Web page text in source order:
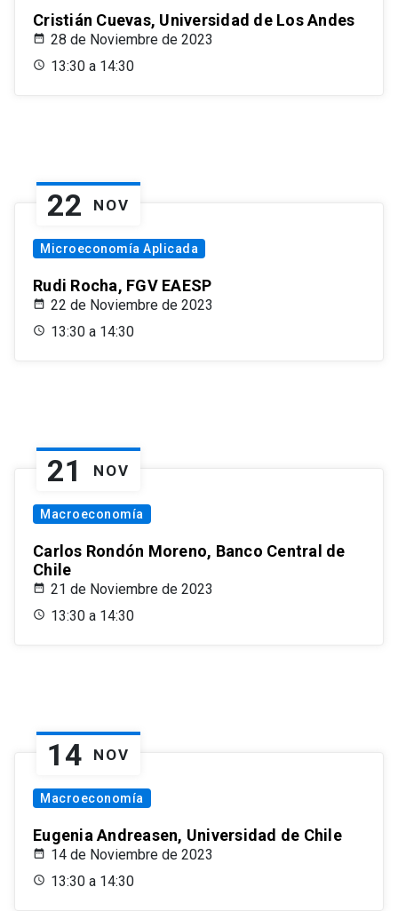
Cristián Cuevas, Universidad de Los Andes
28 de Noviembre de 2023
13:30 a 14:30
22 NOV
Microeconomía Aplicada
Rudi Rocha, FGV EAESP
22 de Noviembre de 2023
13:30 a 14:30
21 NOV
Macroeconomía
Carlos Rondón Moreno, Banco Central de
Chile
21 de Noviembre de 2023
13:30 a 14:30
14 NOV
Macroeconomía
Eugenia Andreasen, Universidad de Chile
14 de Noviembre de 2023
13:30 a 14:30